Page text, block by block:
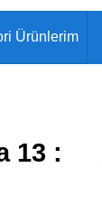
Ürünlerim
13 :